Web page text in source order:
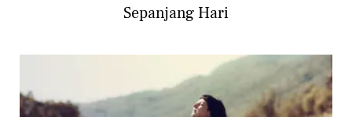
Sepanjang Hari